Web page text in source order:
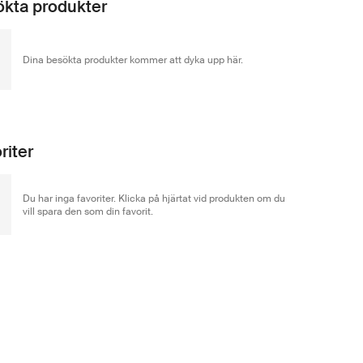
produkter
Dina besökta produkter kommer att dyka upp här.
Du har inga favoriter. Klicka på hjärtat vid produkten om du
vill spara den som din favorit.